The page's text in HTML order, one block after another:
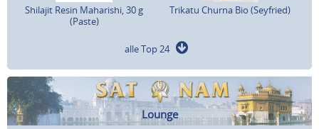
Shilajit Resin Maharishi, 30 g
(Paste)
Trikatu Churna Bio (Seyfried)
alle Top 24
Lounge